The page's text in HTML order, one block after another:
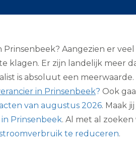
Aangezien er
klagen. Er zijn landelijk meer
is absoluut een
in Prinsenbeek? Ook
van augustus 2026. Maak
Prinsenbeek. Al met al
te reduceren.